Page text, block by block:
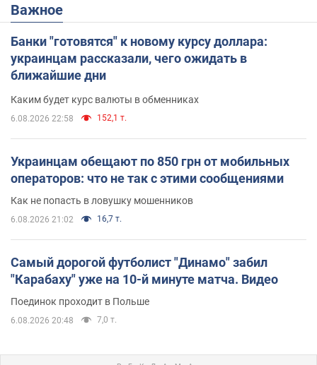
Важное
Банки "готовятся" к новому курсу доллара:
украинцам рассказали, чего ожидать в
ближайшие дни
Каким будет курс валюты в обменниках
6.08.2026 22:58 152,1 т.
Украинцам обещают по 850 грн от мобильных
операторов: что не так с этими сообщениями
Как не попасть в ловушку мошенников
6.08.2026 21:02 16,7 т.
Самый дорогой футболист "Динамо" забил
"Карабаху" уже на 10-й минуте матча. Видео
Поединок проходит в Польше
6.08.2026 20:48 7,0 т.